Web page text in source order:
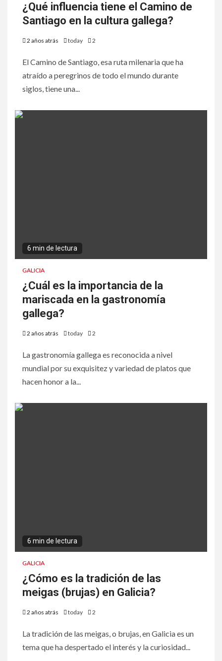
¿Qué influencia tiene el Camino de
Santiago en la cultura gallega?
2 años atrás today 2
El Camino de Santiago, esa ruta milenaria que ha
atraído a peregrinos de todo el mundo durante
siglos, tiene una...
6 min de lectura
GALICIA
¿Cuál es la importancia de la
mariscada en la gastronomía
gallega?
2 años atrás today 2
La gastronomía gallega es reconocida a nivel
mundial por su exquisitez y variedad de platos que
hacen honor a la...
6 min de lectura
GALICIA
¿Cómo es la tradición de las
meigas (brujas) en Galicia?
2 años atrás today 2
La tradición de las meigas, o brujas, en Galicia es un
tema que ha despertado el interés y la curiosidad...